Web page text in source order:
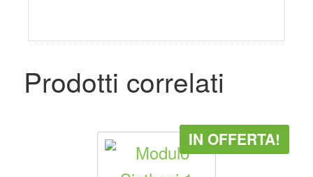
Prodotti correlati
IN OFFERTA!